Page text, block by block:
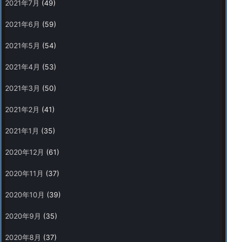
2021年7月 (49)
2021年6月 (59)
2021年5月 (54)
2021年4月 (53)
2021年3月 (50)
2021年2月 (41)
2021年1月 (35)
2020年12月 (61)
2020年11月 (37)
2020年10月 (39)
2020年9月 (35)
2020年8月 (37)